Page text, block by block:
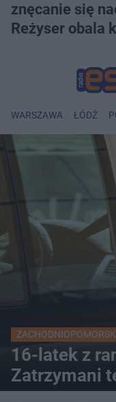
znęcanie się
Reżyser obala
WARSZAWA ŁÓDŹ
16-latek z
Zatrzymani